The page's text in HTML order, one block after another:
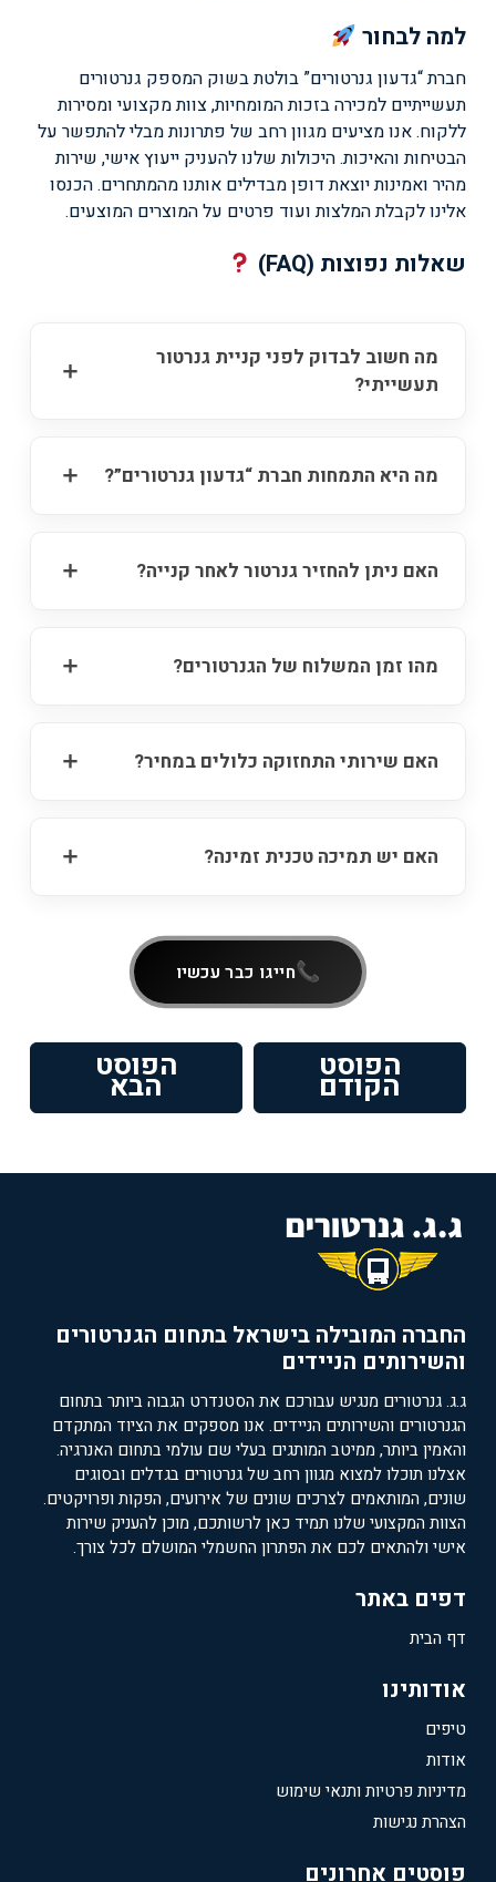
למה לבחור
חברת “גדעון גנרטורים” בולטת בשוק המספק גנרטורים
תעשייתיים למכירה בזכות המומחיות, צוות מקצועי ומסירות
ללקוח. אנו מציעים מגוון רחב של פתרונות מבלי להתפשר על
הבטיחות והאיכות. היכולות שלנו להעניק ייעוץ אישי, שירות
מהיר ואמינות יוצאת דופן מבדילים אותנו מהמתחרים. הכנסו
אלינו לקבלת המלצות ועוד פרטים על המוצרים המוצעים.
שאלות נפוצות (FAQ)
מה חשוב לבדוק לפני קניית גנרטור
תעשייתי?
מה היא התמחות חברת “גדעון גנרטורים”?
האם ניתן להחזיר גנרטור לאחר קנייה?
מהו זמן המשלוח של הגנרטורים?
האם שירותי התחזוקה כלולים במחיר?
האם יש תמיכה טכנית זמינה?
חייגו כבר עכשיו
ניווט הפוסט
הקודםקודם:
הפוסט
הבאהפוסט
הבא:
החברה המובילה בישראל בתחום הגנרטורים
והשירותים הניידים
ג.ג. גנרטורים מנגיש עבורכם את הסטנדרט הגבוה ביותר בתחום
הגנרטורים והשירותים הניידים. אנו מספקים את הציוד המתקדם
והאמין ביותר, ממיטב המותגים בעלי שם עולמי בתחום האנרגיה.
אצלנו תוכלו למצוא מגוון רחב של גנרטורים בגדלים ובסוגים
שונים, המותאמים לצרכים שונים של אירועים, הפקות ופרויקטים.
הצוות המקצועי שלנו תמיד כאן לרשותכם, מוכן להעניק שירות
אישי ולהתאים לכם את הפתרון החשמלי המושלם לכל צורך.
דפים באתר
דף הבית
אודותינו
טיפים
אודות
מדיניות פרטיות ותנאי שימוש
הצהרת נגישות
פוסטים אחרונים